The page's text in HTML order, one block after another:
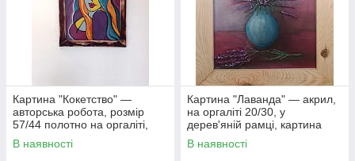
Картина "Кокетство" —
авторська робота, розмір
57/44 полотно на оргаліті,
акриловий розпис
В наявності
Картина "Лаванда" — акрил,
на оргаліті 20/30, у
дерев'яній рамці, картина
об'ємна, ручна робота
В наявності